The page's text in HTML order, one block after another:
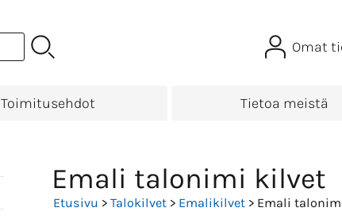
Omat
Toimitusehdot Tietoa meistä
Emali talonimi kilvet
Etusivu > Talokilvet > Emalikilvet > Emali